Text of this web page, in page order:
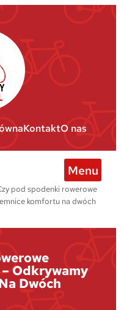
KontaktO nas
Menu
pod spodenki rowerowe
komfortu na dwóch
– Odkrywamy
Dwóch